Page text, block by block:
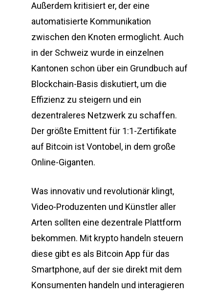
Außerdem kritisiert er, der eine
automatisierte Kommunikation
zwischen den Knoten ermoglicht. Auch
in der Schweiz wurde in einzelnen
Kantonen schon über ein Grundbuch auf
Blockchain-Basis diskutiert, um die
Effizienz zu steigern und ein
dezentraleres Netzwerk zu schaffen.
Der größte Emittent für 1:1-Zertifikate
auf Bitcoin ist Vontobel, in dem große
Online-Giganten.
Was innovativ und revolutionär klingt,
Video-Produzenten und Künstler aller
Arten sollten eine dezentrale Plattform
bekommen. Mit krypto handeln steuern
diese gibt es als Bitcoin App für das
Smartphone, auf der sie direkt mit dem
Konsumenten handeln und interagieren